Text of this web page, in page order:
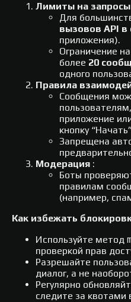
Лимиты на запросы
Для
вызовов API в
приложения).
Ограничение
более 20
одного
Правила
Сообщения
приложение
кнопку
Запрещена
Модерация :
Боты
правилам
(например,
Как избежать
Используйте метод
проверкой прав
Разрешайте
диалог, а не
Регулярно
следите за квотами